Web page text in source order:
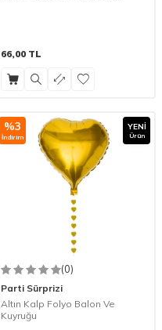
66,00 TL
%3
İndirim
YENI
Ürün
(0)
Parti Sürprizi
Altın Kalp Folyo Balon Ve
Kuyruğu